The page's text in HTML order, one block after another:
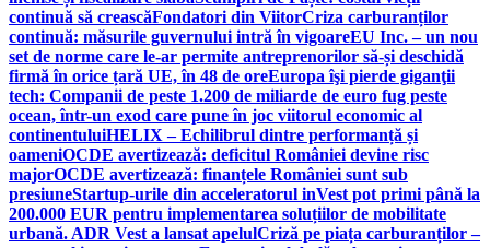
continuă să creascăFondatori din ViitorCriza carburanților
continuă: măsurile guvernului intră în vigoareEU Inc. – un nou
set de norme care le-ar permite antreprenorilor să-și deschidă
firmă în orice țară UE, în 48 de oreEuropa îşi pierde giganţii
tech: Companii de peste 1.200 de miliarde de euro fug peste
ocean, într-un exod care pune în joc viitorul economic al
continentuluiHELIX – Echilibrul dintre performanță și
oameniOCDE avertizează: deficitul României devine risc
majorOCDE avertizează: finanțele României sunt sub
presiuneStartup-urile din acceleratorul inVest pot primi până la
200.000 EUR pentru implementarea soluțiilor de mobilitate
urbană. ADR Vest a lansat apelulCriză pe piața carburanților –